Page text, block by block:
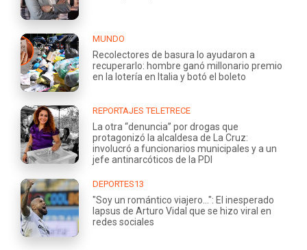
MUNDO
Recolectores de basura lo ayudaron a
recuperarlo: hombre ganó millonario premio
en la lotería en Italia y botó el boleto
REPORTAJES TELETRECE
La otra “denuncia” por drogas que
protagonizó la alcaldesa de La Cruz:
involucró a funcionarios municipales y a un
jefe antinarcóticos de la PDI
DEPORTES13
"Soy un romántico viajero...": El inesperado
lapsus de Arturo Vidal que se hizo viral en
redes sociales